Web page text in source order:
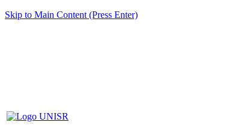
Skip to Main Content (Press Enter)